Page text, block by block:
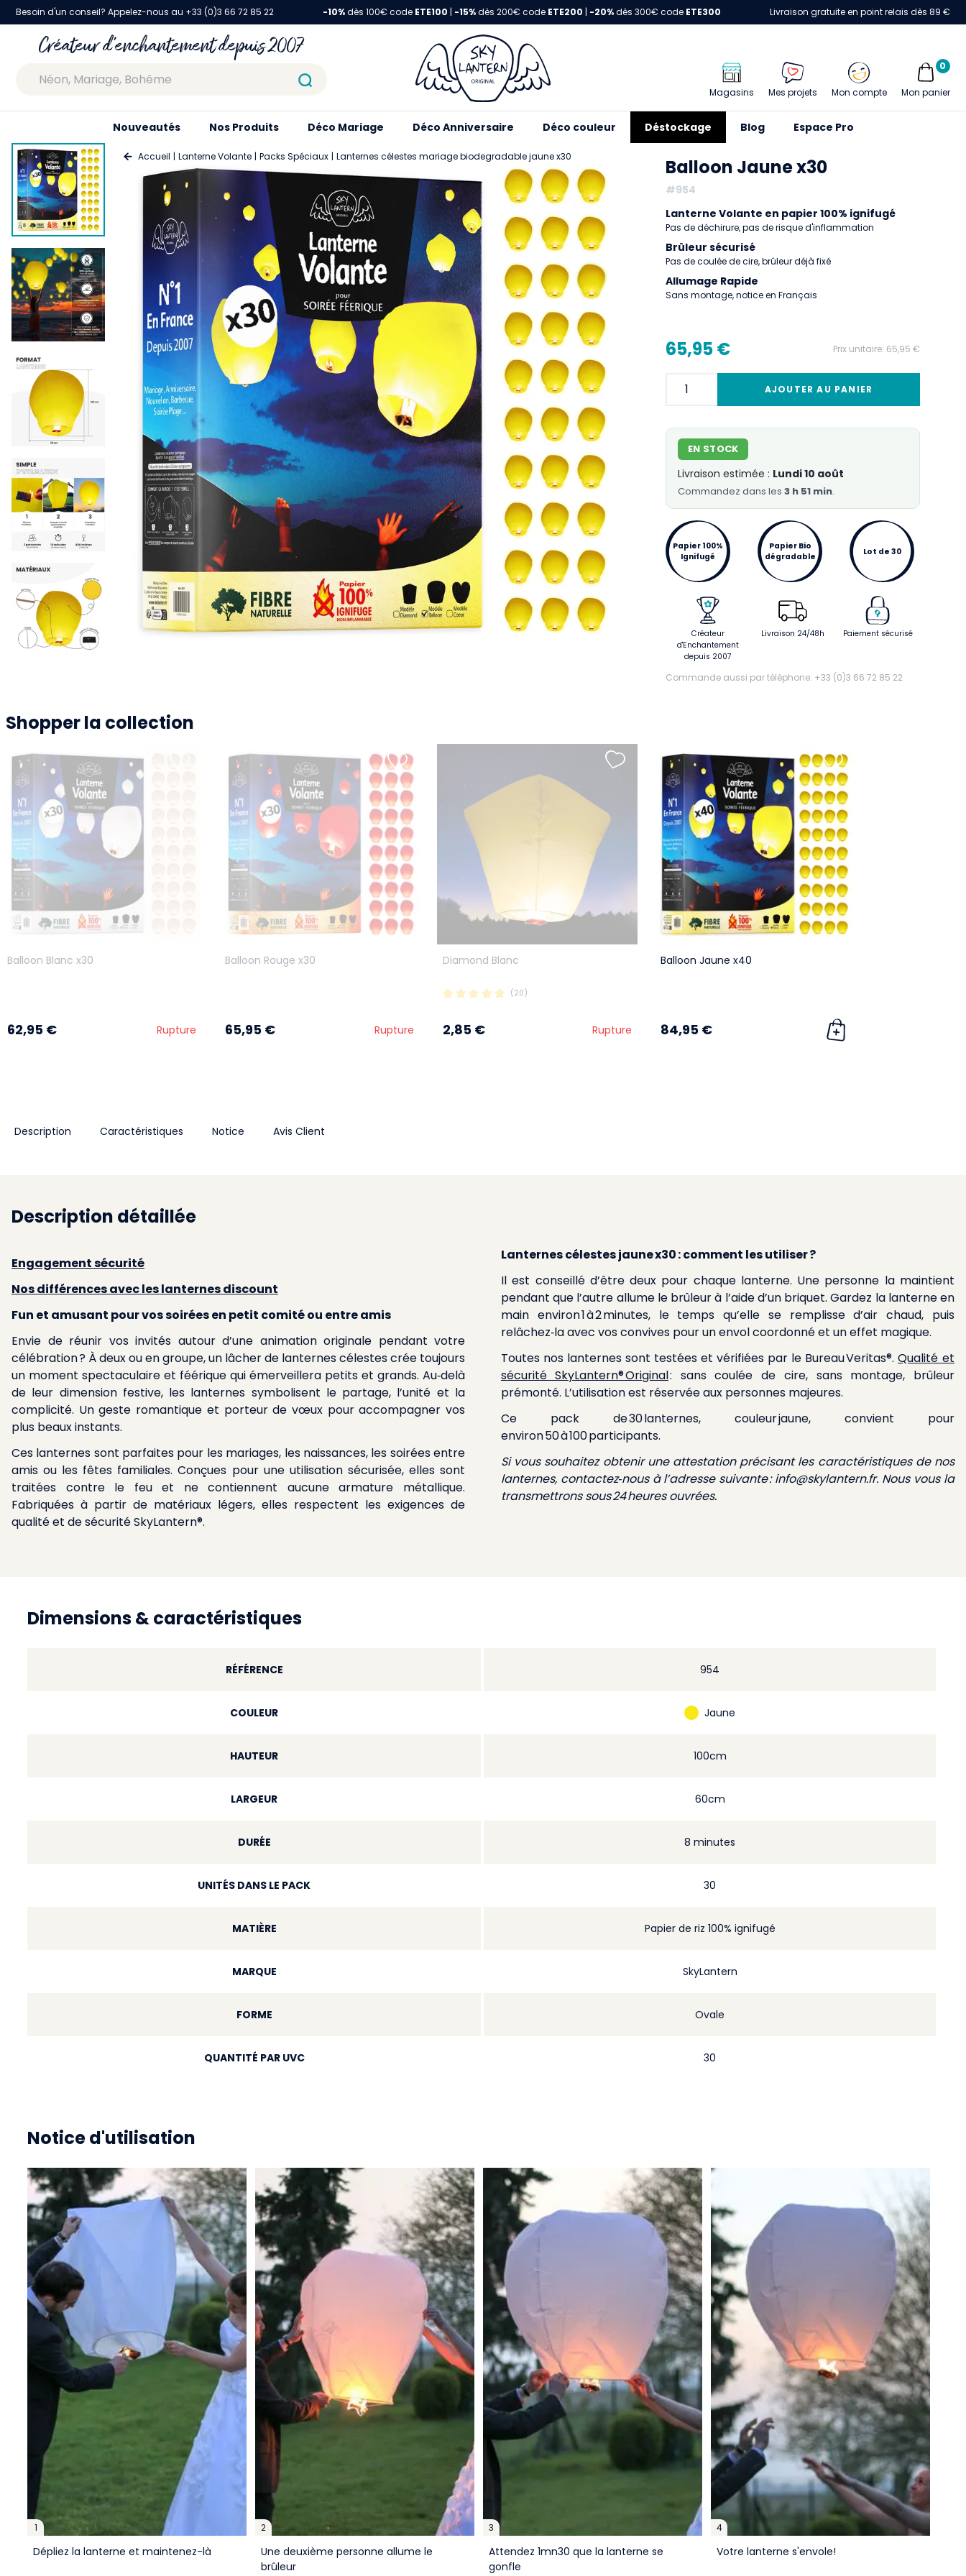
Besoin d'un conseil? Appelez-nous au +33 (0)3 66 72 85 22 -10%dès 100€ code ETE100 | -15%dès 200€ code ETE200 | -20%dès 300€ code ETE300 Livraison gratuite en point relais dès 89 €
Créateur d'enchantement depuis 2007
Magasins Mes projets Mon compte Mon panier
0
Nouveautés Nos Produits Déco Mariage Déco Anniversaire Déco couleur Déstockage Blog Espace Pro
Accueil Lanterne Volante Packs Spéciaux Lanternes célestes mariage biodegradable jaune x30 Balloon Jaune x30
#954
Lanterne Volante en papier 100% ignifugé
Pas de déchirure, pas de risque d'inflammation
Brûleur sécurisé
Pas de coulée de cire, brûleur déjà fixé
Allumage Rapide
Sans montage, notice en Français
65,95 € Prix unitaire: 65,95 €
AJOUTER AU PANIER
EN STOCK
Livraison estimée : Lundi 10 août
Commandez dans les 3 h 51 min.
Papier 100%
Ignifugé
Papier Bio
dégradable
Lot de 30
Créateur
d'Enchantement
depuis 2007
Livraison 24/48h Paiement sécurisé
Commande aussi par téléphone: +33 (0)3 66 72 85 22
Shopper la collection
Balloon Blanc x30
62,95 € Rupture
Balloon Rouge x30
65,95 € Rupture
Diamond Blanc
(20)
2,85 € Rupture
Balloon Jaune x40
84,95 €
Description Caractéristiques Notice Avis Client
Description détaillée
Engagement sécurité
Nos différences avec les lanternes discount
Fun et amusant pour vos soirées en petit comité ou entre amis
Envie de réunir vos invités autour d’une animation originale pendant votre
célébration ? À deux ou en groupe, un lâcher de lanternes célestes crée toujours
un moment spectaculaire et féérique qui émerveillera petits et grands. Au‑delà
de leur dimension festive, les lanternes symbolisent le partage, l’unité et la
complicité. Un geste romantique et porteur de vœux pour accompagner vos
plus beaux instants.
Ces lanternes sont parfaites pour les mariages, les naissances, les soirées entre
amis ou les fêtes familiales. Conçues pour une utilisation sécurisée, elles sont
traitées contre le feu et ne contiennent aucune armature métallique.
Fabriquées à partir de matériaux légers, elles respectent les exigences de
qualité et de sécurité SkyLantern®.
Lanternes célestes jaune x30 : comment les utiliser ?
Il est conseillé d’être deux pour chaque lanterne. Une personne la maintient
pendant que l’autre allume le brûleur à l’aide d’un briquet. Gardez la lanterne en
main environ 1 à 2 minutes, le temps qu’elle se remplisse d’air chaud, puis
relâchez‑la avec vos convives pour un envol coordonné et un effet magique.
Toutes nos lanternes sont testées et vérifiées par le Bureau Veritas®. Qualité et
sécurité SkyLantern® Original: sans coulée de cire, sans montage, brûleur
prémonté. L’utilisation est réservée aux personnes majeures.
Ce pack de 30 lanternes, couleur jaune, convient pour
environ 50 à 100 participants.
Si vous souhaitez obtenir une attestation précisant les caractéristiques de nos
lanternes, contactez‑nous à l’adresse suivante :info@skylantern.fr. Nous vous la
transmettrons sous 24 heures ouvrées.
Dimensions & caractéristiques
RÉFÉRENCE 954
COULEUR Jaune
HAUTEUR 100cm
LARGEUR 60cm
DURÉE 8 minutes
UNITÉS DANS LE PACK 30
MATIÈRE Papier de riz 100% ignifugé
MARQUE SkyLantern
FORME Ovale
QUANTITÉ PAR UVC 30
Notice d'utilisation
1
Dépliez la lanterne et maintenez-là
2
Une deuxième personne allume le
brûleur
3
Attendez 1mn30 que la lanterne se
gonfle
4
Votre lanterne s'envole!